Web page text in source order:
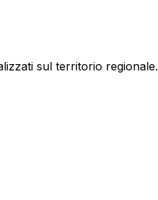
sul territorio regionale.